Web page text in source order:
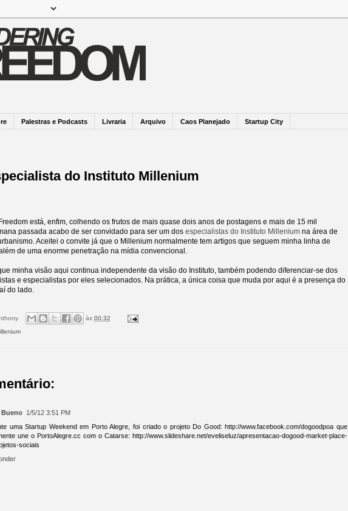
Palestras e Podcasts Livraria Arquivo Caos Planejado Startup City
do Instituto Millenium
está, enfim, colhendo os frutos de mais quase dois anos de postagens e mais de 15 mil
passada acabo de ser convidado para ser um dos especialistas do Instituto Millenium na área de
Aceitei o convite já que o Millenium normalmente tem artigos que seguem minha linha de
de uma enorme penetração na mídia convencional.
minha visão aqui continua independente da visão do Instituto, também podendo diferenciar-se dos
e especialistas por eles selecionados. Na prática, a única coisa que muda por aqui é a presença do
do lado.
às 00:32
1/5/12 3:51 PM
uma Startup Weekend em Porto Alegre, foi criado o projeto Do Good: http://www.facebook.com/dogoodpoa que
une o PortoAlegre.cc com o Catarse: http://www.slideshare.net/eveliseluz/apresentacao-dogood-market-place-
sociais